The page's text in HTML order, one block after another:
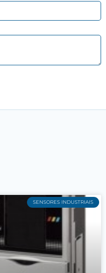
SENSORES INDUSTRIAIS